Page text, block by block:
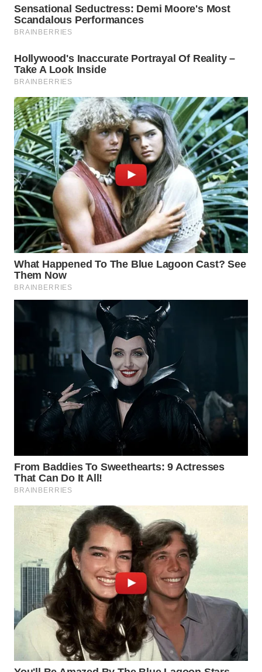
WN
TANGERANG
BINJAI
CIREBON
WN
INDRAMAYU
WN
KUNINGAN
WN
MAJALENGKA
WN
SUBANG
SUKABUMI
WN
PURWAKARTA
WN
PRIANGAN
TIMUR
SEMARANG
WN
SOLO
WN
BOROBUDUR
WN
MADURA
SURABAYA
WN